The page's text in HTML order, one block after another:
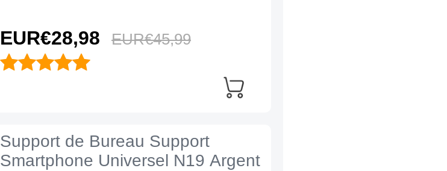
EUR€28,98 EUR€45,99
Support de Bureau Support
Smartphone Universel N19 Argent